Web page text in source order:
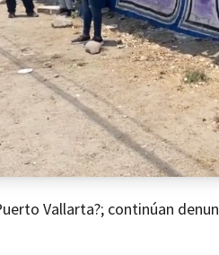
Vallarta?; continúan